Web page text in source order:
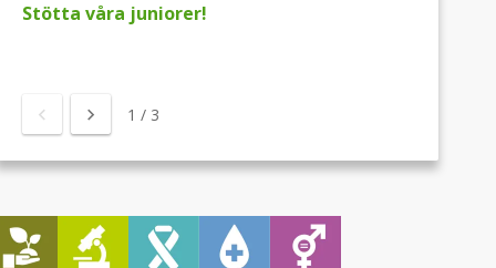
Stötta våra juniorer!
1 / 3